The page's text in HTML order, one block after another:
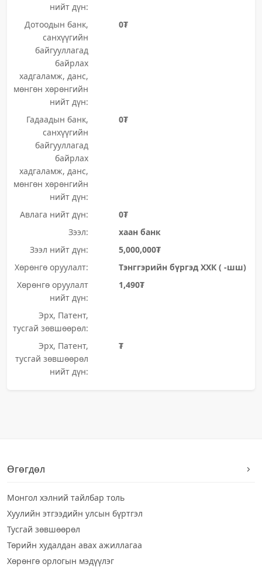
нийт дүн:
Дотоодын банк,
санхүүгийн
байгууллагад
байрлах
хадгаламж, данс,
мөнгөн хөрөнгийн
нийт дүн:
0₮
Гадаадын банк,
санхүүгийн
байгууллагад
байрлах
хадгаламж, данс,
мөнгөн хөрөнгийн
нийт дүн:
0₮
Авлага нийт дүн:
0₮
Зээл:
хаан банк
Зээл нийт дүн:
5,000,000₮
Хөрөнгө оруулалт:
Тэнггэрийн бүргэд ХХК ( -шш)
Хөрөнгө оруулалт
нийт дүн:
1,490₮
Эрх, Патент,
тусгай зөвшөөрөл:
Эрх, Патент,
тусгай зөвшөөрөл
нийт дүн:
₮
Өгөгдөл
Монгол хэлний тайлбар толь
Хуулийн этгээдийн улсын бүртгэл
Тусгай зөвшөөрөл
Төрийн худалдан авах ажиллагаа
Хөрөнгө орлогын мэдүүлэг